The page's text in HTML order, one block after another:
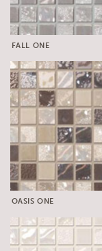
FALL ONE
OASIS ONE